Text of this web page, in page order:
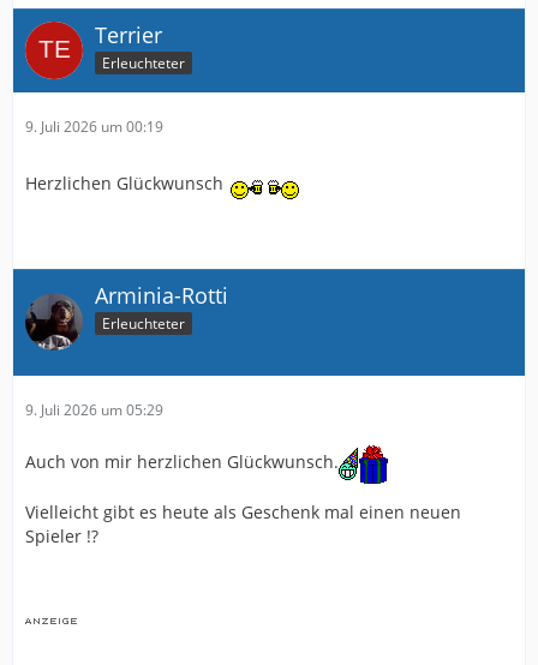
Terrier
Erleuchteter
9. Juli 2026 um 00:19
Herzlichen Glückwunsch
Arminia-Rotti
Erleuchteter
9. Juli 2026 um 05:29
Auch von mir herzlichen Glückwunsch.
Vielleicht gibt es heute als Geschenk mal einen neuen
Spieler !?